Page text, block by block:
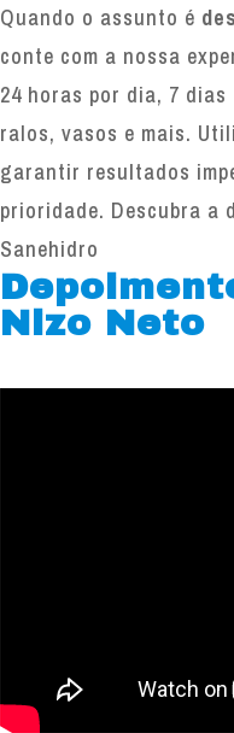
Quando o assunto é
conte com a nossa
24 horas por dia, 7
ralos, vasos e mais.
garantir resultados
prioridade. Descubra a
Sanehidro
Nizo Neto